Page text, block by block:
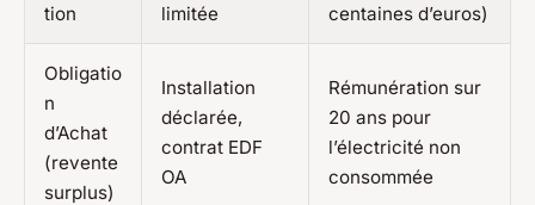
tion
limitée
centaines d’euros)
Obligatio
n
d’Achat
(revente
surplus)
Installation
déclarée,
contrat EDF
OA
Rémunération sur
20 ans pour
l’électricité non
consommée